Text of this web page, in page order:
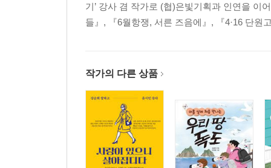
기’ 강사 겸 작가로 (협)은빛기획과 인연을 이
들』, 『6월항쟁, 서른 즈음에』, 『4·16 단원
작가의 다른 상품